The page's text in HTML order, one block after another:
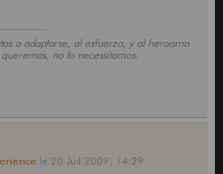
a adaptarse, al esfuerzo, y al heroismo
no lo necessitamos.
le 20 Juil 2009, 14:29